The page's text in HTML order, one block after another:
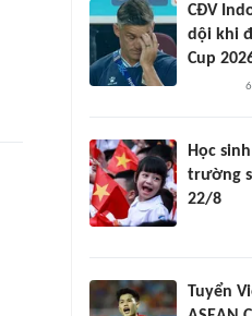
CĐV
dội khi
Cup
Học
trường
22/8
Tuyển